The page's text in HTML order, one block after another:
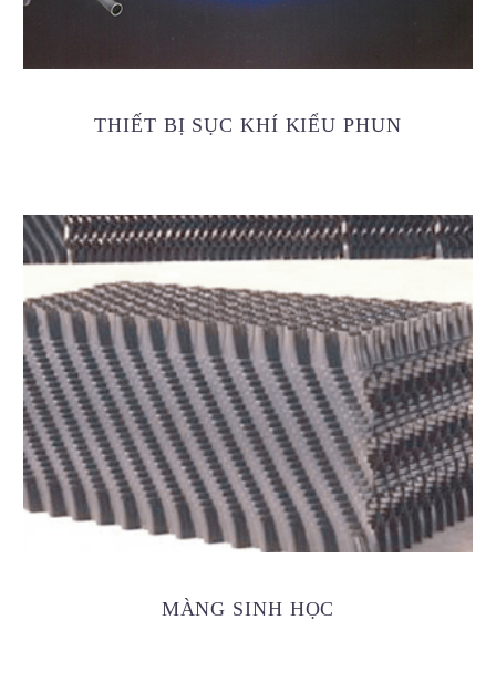
THIẾT BỊ SỤC KHÍ KIỂU PHUN
MÀNG SINH HỌC